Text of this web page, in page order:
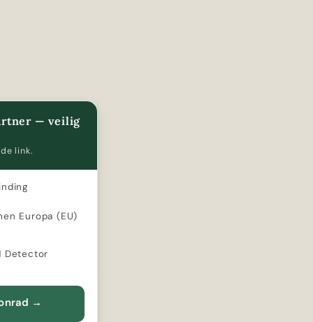
— veilig
link.
Europa (EU)
Detector
→